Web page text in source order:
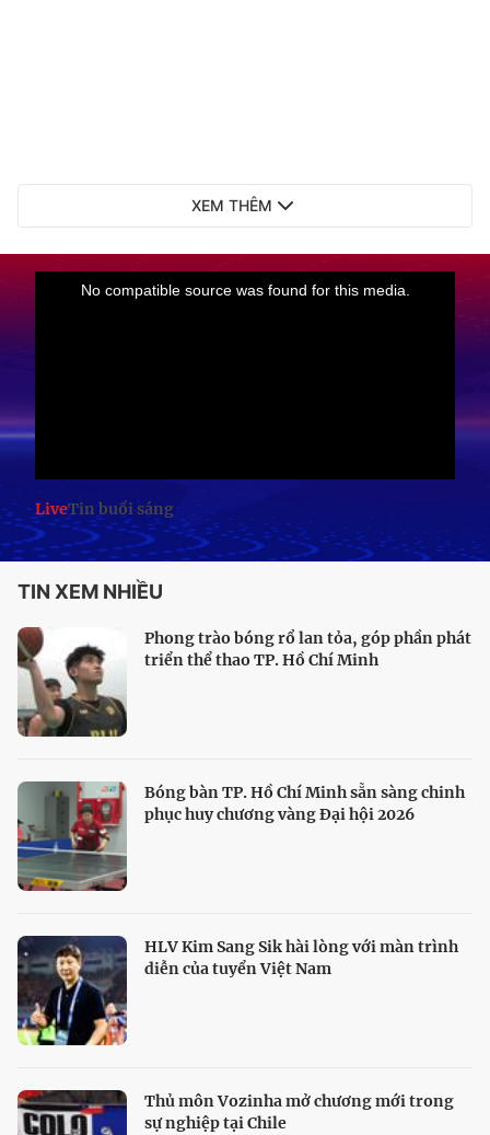
XEM THÊM
LiveTin buổi sáng
TIN XEM NHIỀU
Phong trào bóng rổ lan tỏa, góp phần phát
triển thể thao TP. Hồ Chí Minh
Bóng bàn TP. Hồ Chí Minh sẵn sàng chinh
phục huy chương vàng Đại hội 2026
HLV Kim Sang Sik hài lòng với màn trình
diễn của tuyển Việt Nam
Thủ môn Vozinha mở chương mới trong
sự nghiệp tại Chile